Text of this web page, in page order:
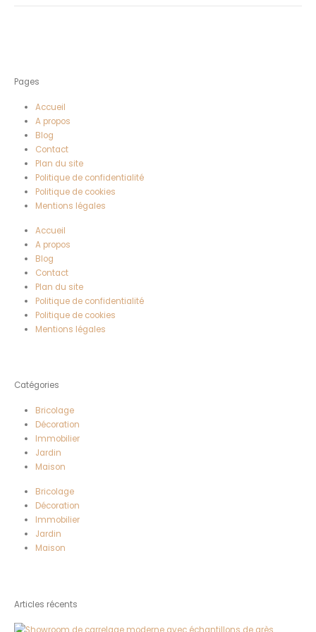
Pages
Accueil
A propos
Blog
Contact
Plan du site
Politique de confidentialité
Politique de cookies
Mentions légales
Accueil
A propos
Blog
Contact
Plan du site
Politique de confidentialité
Politique de cookies
Mentions légales
Catégories
Bricolage
Décoration
Immobilier
Jardin
Maison
Bricolage
Décoration
Immobilier
Jardin
Maison
Articles récents